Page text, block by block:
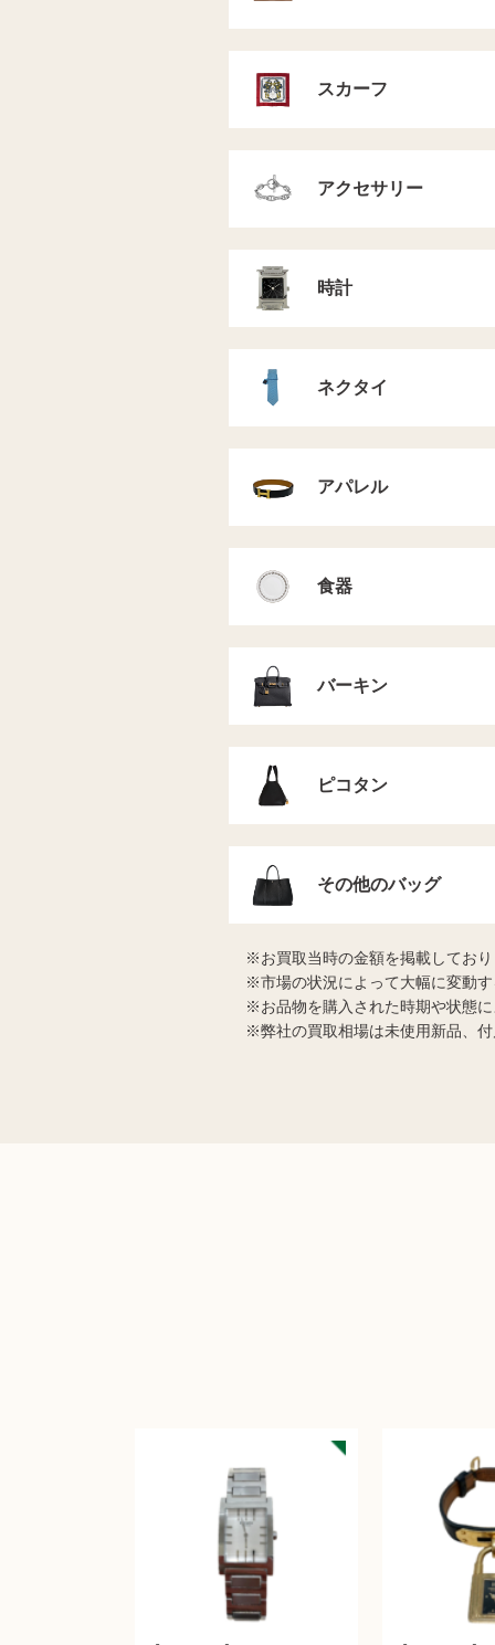
スカーフ
アクセサリー
時計
ネクタイ
アパレル
食器
バーキン
ピコタン
その他のバッグ
お買取当時の金額を掲載してお
市場の状況によって大幅に変動
お品物を購入された時期や状態
弊社の買取相場は未使用新品、